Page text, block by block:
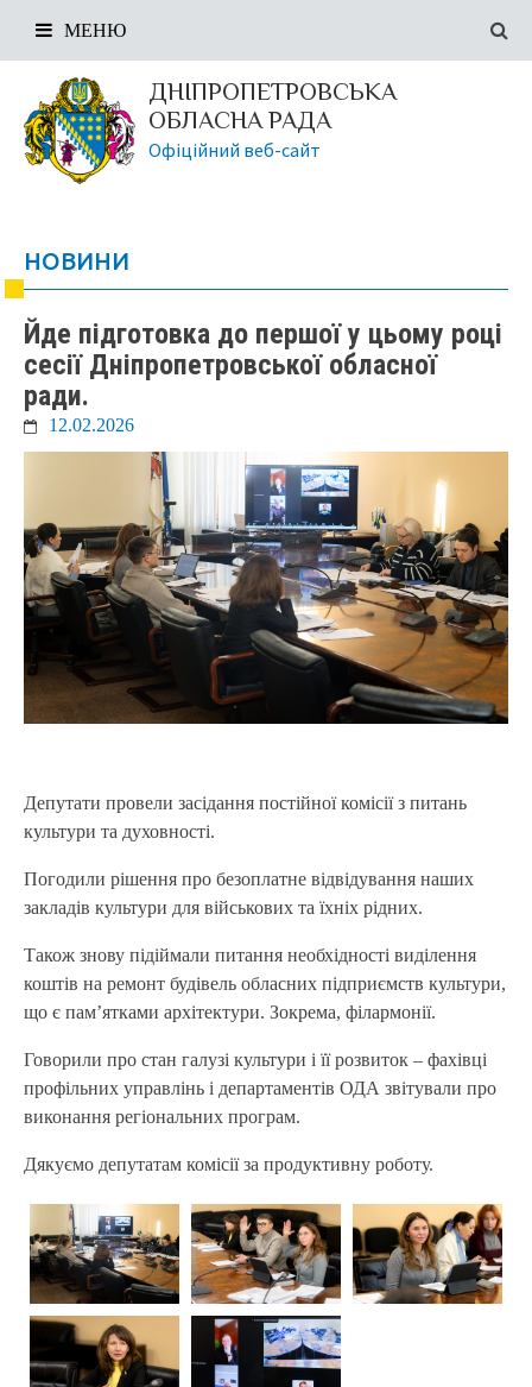
ДНІПРОПЕТРОВСЬКА
ОБЛАСНА РАДА
Офіційний веб-сайт
МЕНЮ
НОВИНИ
Йде підготовка до першої у цьому році
сесії Дніпропетровської обласної
ради.
12.02.2026
Депутати провели засідання постійної комісії з питань
культури та духовності.
Погодили рішення про безоплатне відвідування наших
закладів культури для військових та їхніх рідних.
Також знову підіймали питання необхідності виділення
коштів на ремонт будівель обласних підприємств культури,
що є пам’ятками архітектури. Зокрема, філармонії.
Говорили про стан галузі культури і її розвиток – фахівці
профільних управлінь і департаментів ОДА звітували про
виконання регіональних програм.
Дякуємо депутатам комісії за продуктивну роботу.